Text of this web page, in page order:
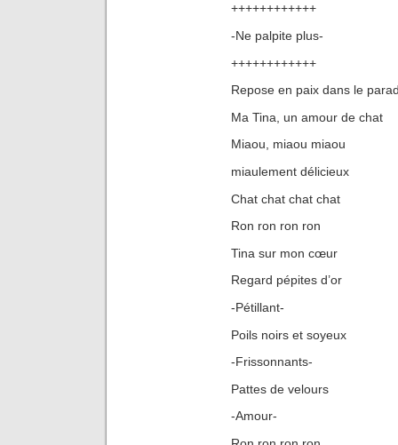
++++++++++++
-Ne palpite plus-
++++++++++++
Repose en paix dans le
Ma Tina, un amour de chat
Miaou, miaou miaou
miaulement délicieux
Chat chat chat chat
Ron ron ron ron
Tina sur mon cœur
Regard pépites d’or
-Pétillant-
Poils noirs et soyeux
-Frissonnants-
Pattes de velours
-Amour-